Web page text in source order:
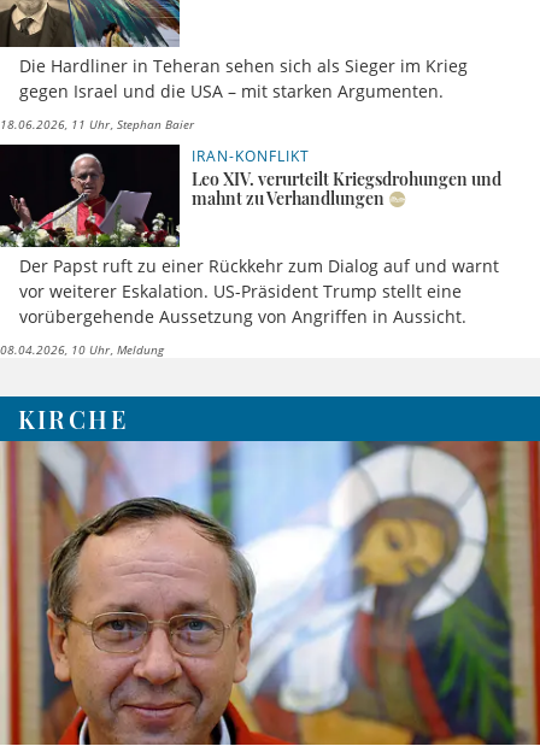
Die Hardliner in Teheran sehen sich als Sieger im Krieg
gegen Israel und die USA – mit starken Argumenten.
18.06.2026, 11 Uhr Stephan Baier
IRAN-KONFLIKT
Leo XIV. verurteilt Kriegsdrohungen und
mahnt zu Verhandlungen
Der Papst ruft zu einer Rückkehr zum Dialog auf und warnt
vor weiterer Eskalation. US-Präsident Trump stellt eine
vorübergehende Aussetzung von Angriffen in Aussicht.
08.04.2026, 10 Uhr Meldung
KIRCHE